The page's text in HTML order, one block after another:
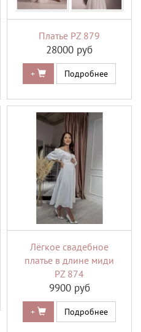
Платье PZ 879
28000 руб
+ Подробнее
Лёгкое свадебное
платье в длине миди
PZ 874
9900 руб
+ Подробнее